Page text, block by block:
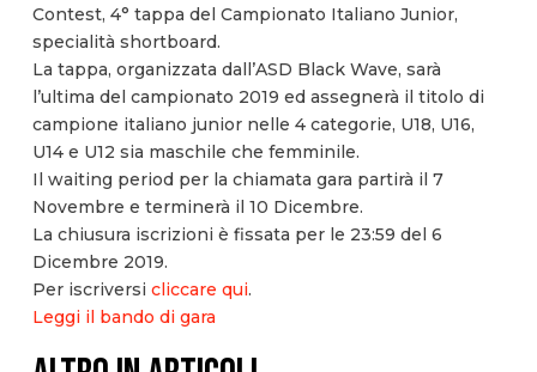
Contest, 4° tappa del Campionato Italiano Junior,
specialità shortboard.
La tappa, organizzata dall’ASD Black Wave, sarà
l’ultima del campionato 2019 ed assegnerà il titolo di
campione italiano junior nelle 4 categorie, U18, U16,
U14 e U12 sia maschile che femminile.
Il waiting period per la chiamata gara partirà il 7
Novembre e terminerà il 10 Dicembre.
La chiusura iscrizioni è fissata per le 23:59 del 6
Dicembre 2019.
Per iscriversi cliccare qui.
Leggi il bando di gara